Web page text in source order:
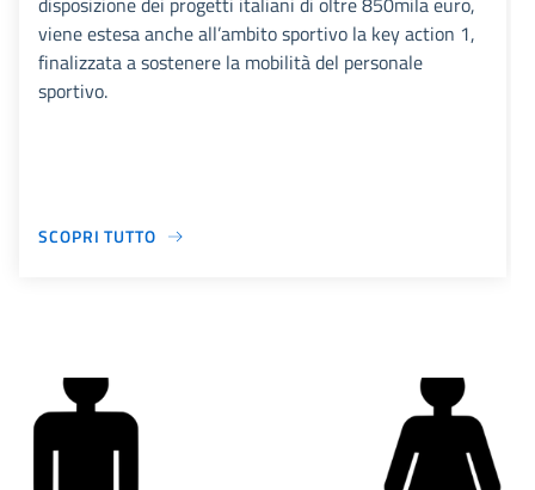
viene estesa anche all’ambito sportivo la key action 1,
finalizzata a sostenere la mobilità del personale
sportivo.
SCOPRI TUTTO